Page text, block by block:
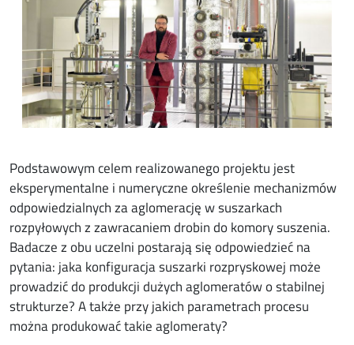
Podstawowym celem realizowanego projektu jest
eksperymentalne i numeryczne określenie mechanizmów
odpowiedzialnych za aglomerację w suszarkach
rozpyłowych z zawracaniem drobin do komory suszenia.
Badacze z obu uczelni postarają się odpowiedzieć na
pytania: jaka konfiguracja suszarki rozpryskowej może
prowadzić do produkcji dużych aglomeratów o stabilnej
strukturze? A także przy jakich parametrach procesu
można produkować takie aglomeraty?